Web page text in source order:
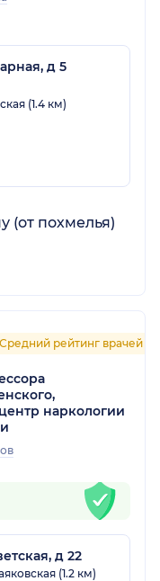
д 5
(1.4 км)
(от похмелья)
Средний рейтинг врачей
наркологии
д 22
(1.2 км)